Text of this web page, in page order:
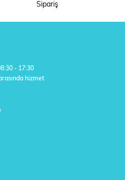
Sipariş
- 17:30
hizmet